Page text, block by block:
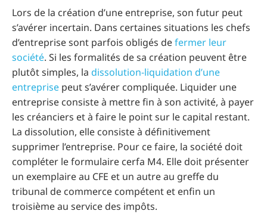
Lors de la création d’une entreprise, son futur peut
s’avérer incertain. Dans certaines situations les chefs
d’entreprise sont parfois obligés defermer leur
société. Si les formalités de sa création peuvent être
plutôt simples, la dissolution-liquidation d’une
entreprise peut s’avérer compliquée. Liquider une
entreprise consiste à mettre fin à son activité, à payer
les créanciers et à faire le point sur le capital restant.
La dissolution, elle consiste à définitivement
supprimer l’entreprise. Pour ce faire, la société doit
compléter le formulaire cerfa M4. Elle doit présenter
un exemplaire au CFE et un autre au greffe du
tribunal de commerce compétent et enfin un
troisième au service des impôts.